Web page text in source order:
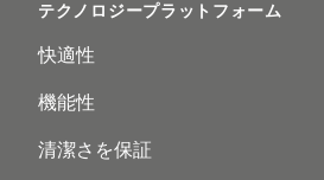
テクノロジープラットフォーム
快適性
機能性
清潔さを保証